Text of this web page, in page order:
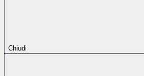
Chiudi